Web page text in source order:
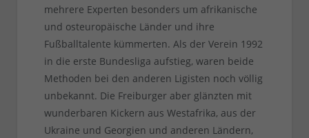
mehrere Experten besonders um afrikanische
und osteuropäische Länder und ihre
Fußballtalente kümmerten. Als der Verein 1992
in die erste Bundesliga aufstieg, waren beide
Methoden bei den anderen Ligisten noch völlig
unbekannt. Die Freiburger aber glänzten mit
wunderbaren Kickern aus Westafrika, aus der
Ukraine und Georgien und anderen Ländern,